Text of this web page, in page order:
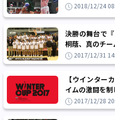
2018/12/24
決勝の舞台で
桐蔭、真のチ
2017/12/31
【ウインター
イムの激闘を
2017/12/28